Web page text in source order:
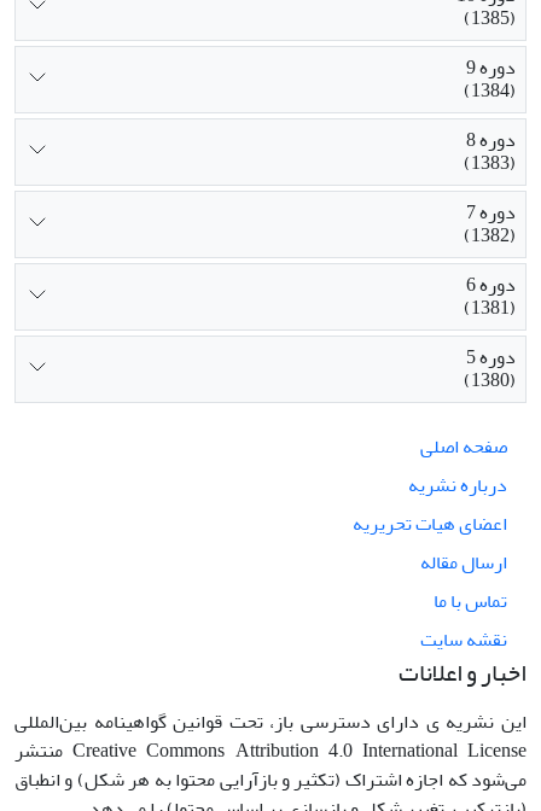
(1385)
دوره 9
(1384)
دوره 8
(1383)
دوره 7
(1382)
دوره 6
(1381)
دوره 5
(1380)
صفحه اصلی
درباره نشریه
اعضای هیات تحریریه
ارسال مقاله
تماس با ما
نقشه سایت
اخبار و اعلانات
این نشریه ی دارای دسترسی باز، تحت قوانین گواهینامه بین‌المللی
Creative Commons Attribution 4.0 International License منتشر
می‌شود که اجازه اشتراک (تکثیر و بازآرایی محتوا به هر شکل) و انطباق